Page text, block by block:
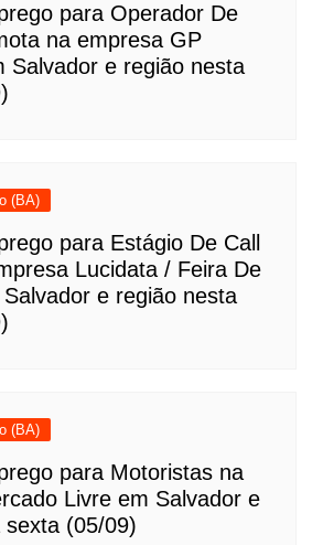
para Operador De
na empresa GP
Salvador e região nesta
(BA)
para Estágio De Call
Lucidata / Feira De
e região nesta
(BA)
para Motoristas na
Livre em Salvador e
sexta (05/09)